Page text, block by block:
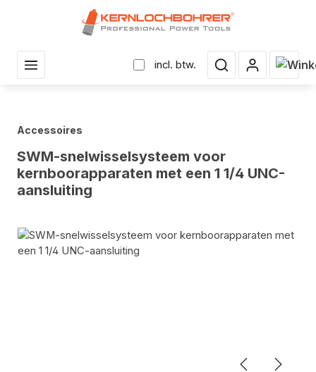
incl. btw.
Accessoires
SWM-snelwisselsysteem voor
kernboorapparaten met een 1 1/4 UNC-
aansluiting
Fotogalerij overslaan